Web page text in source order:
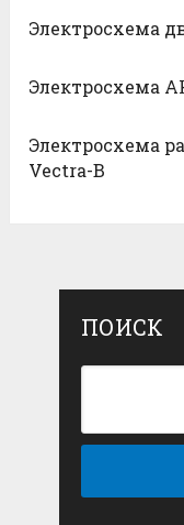
Электросхема
Электросхема
Электросхема
Vectra-B
ПОИСК